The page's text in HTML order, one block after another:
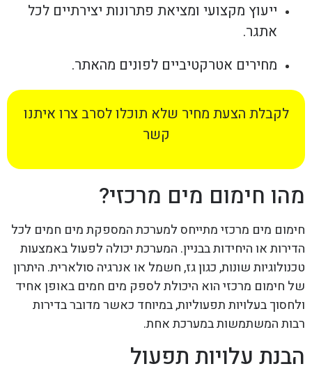
ייעוץ מקצועי ומציאת פתרונות יצירתיים לכל
אתגר.
מחירים אטרקטיביים לפונים מהאתר.
לקבלת הצעת מחיר שלא תוכלו לסרב צרו איתנו
קשר
מהו חימום מים מרכזי?
חימום מים מרכזי מתייחס למערכת המספקת מים חמים לכל
הדירות או היחידות בבניין. המערכת יכולה לפעול באמצעות
טכנולוגיות שונות, כגון גז, חשמל או אנרגיה סולארית. היתרון
של חימום מרכזי הוא היכולת לספק מים חמים באופן אחיד
ולחסוך בעלויות תפעוליות, במיוחד כאשר מדובר בדירות
רבות המשתמשות במערכת אחת.
הבנת עלויות תפעול